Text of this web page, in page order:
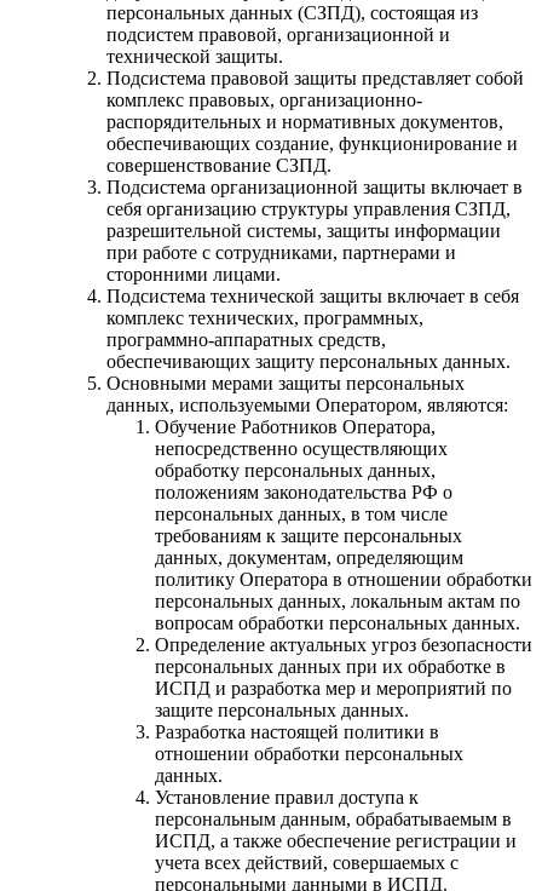
персональных данных (СЗПД), состоящая из
подсистем правовой, организационной и
технической защиты.
Подсистема правовой защиты представляет собой
комплекс правовых, организационно-
распорядительных и нормативных документов,
обеспечивающих создание, функционирование и
совершенствование СЗПД.
Подсистема организационной защиты включает в
себя организацию структуры управления СЗПД,
разрешительной системы, защиты информации
при работе с сотрудниками, партнерами и
сторонними лицами.
Подсистема технической защиты включает в себя
комплекс технических, программных,
программно-аппаратных средств,
обеспечивающих защиту персональных данных.
Основными мерами защиты персональных
данных, используемыми Оператором, являются:
Обучение Работников Оператора,
непосредственно осуществляющих
обработку персональных данных,
положениям законодательства РФ о
персональных данных, в том числе
требованиям к защите персональных
данных, документам, определяющим
политику Оператора в отношении обработки
персональных данных, локальным актам по
вопросам обработки персональных данных.
Определение актуальных угроз безопасности
персональных данных при их обработке в
ИСПД и разработка мер и мероприятий по
защите персональных данных.
Разработка настоящей политики в
отношении обработки персональных
данных.
Установление правил доступа к
персональным данным, обрабатываемым в
ИСПД, а также обеспечение регистрации и
учета всех действий, совершаемых с
персональными данными в ИСПД.